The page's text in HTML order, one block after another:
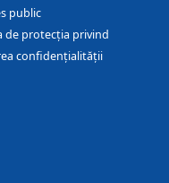
public
de protecția privind
confidențialității